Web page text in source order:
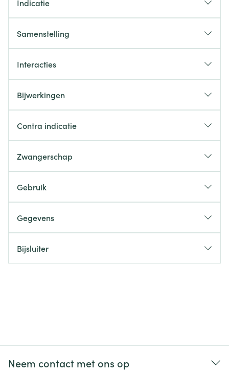
Indicatie
Samenstelling
Interacties
Bijwerkingen
Contra indicatie
Zwangerschap
Gebruik
Gegevens
Bijsluiter
Neem contact met ons op